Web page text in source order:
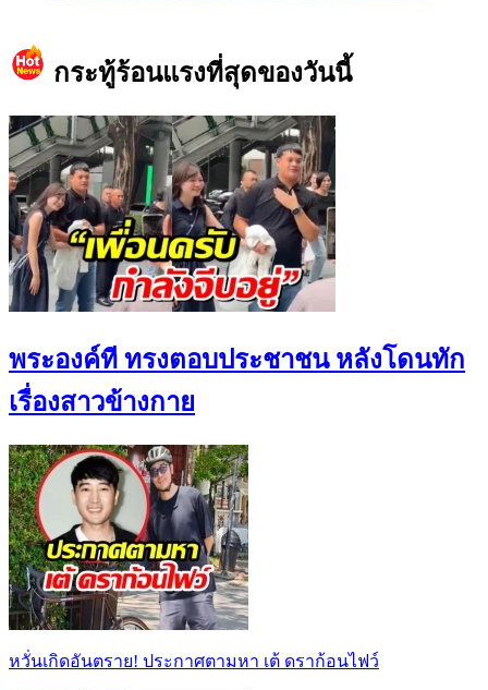
กระทู้ร้อนแรงที่สุดของวันนี้
พระองค์ที ทรงตอบประชาชน หลังโดนทัก
เรื่องสาวข้างกาย
หวั่นเกิดอันตราย! ประกาศตามหา เต้ ดราก้อนไฟว์